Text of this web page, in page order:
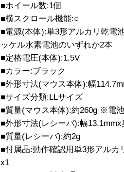
■ホイール数:1個
■横スクロール機能:○
■電源(本体):単3形アルカリ乾電
ッケル水素電池のいずれか2本
■定格電圧(本体):1.5V
■カラー:ブラック
■外形寸法(マウス本体):幅
■サイズ分類:LLサイズ
■質量(マウス本体):約260g ※電
■外形寸法(レシーバ):幅
■質量(レシーバ):約2g
■付属品:動作確認用単3形アル
x1